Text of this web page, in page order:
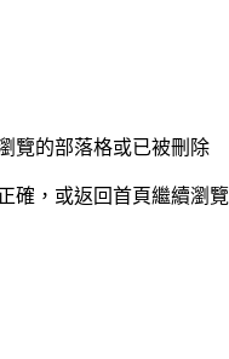
覽的部落格或已被刪除
確，或返回首頁繼續瀏覽